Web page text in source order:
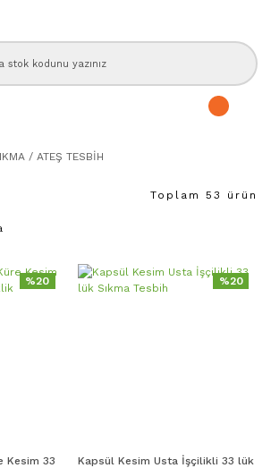
/ ATEŞ TESBİH
Toplam 53 ürün
%20
Kesim 33
%20
Kapsül Kesim Usta İşçilikli 33 lük